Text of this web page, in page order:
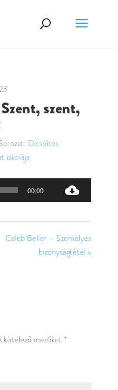
szent,
Dicsőítés
iskolája
00:00
Caleb Beller – Személyes
bizonyságtétel »
kötelező mezőket *